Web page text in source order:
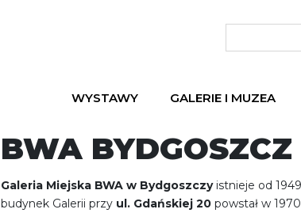
WYSTAWY GALERIE I MUZEA
BWA BYDGOSZCZ
Galeria Miejska BWA w Bydgoszczyistnieje od
budynek Galerii przy ul. Gdańskiej 20 powstał w